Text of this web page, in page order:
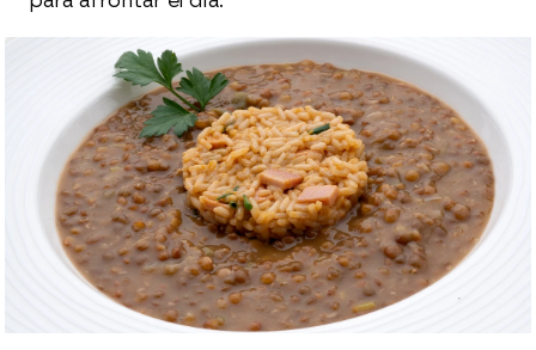
Cristina García Chacón
Publicado:08 de mayo de 2023, 13:53
WhatsappFacebook
X Flipboard